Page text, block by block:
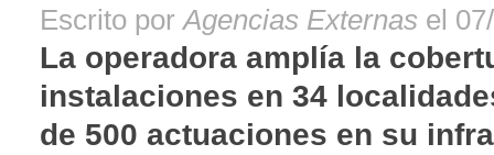
Escrito porAgencias Externas el
La operadora amplía la
instalaciones en 34
de 500 actuaciones en su